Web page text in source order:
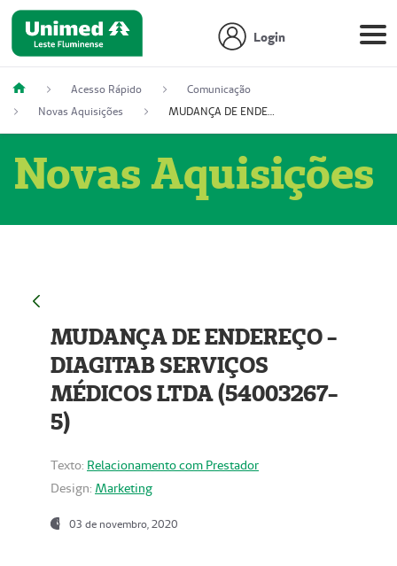
Login
Acesso Rápido
Comunicação
Novas Aquisições
MUDANÇA DE ENDEREÇO - DIAGITAB SERVIÇOS MÉDICOS LTDA (54003267-5)
Novas Aquisições
MUDANÇA DE ENDEREÇO -
DIAGITAB SERVIÇOS
MÉDICOS LTDA (54003267-
5)
Texto: Relacionamento com Prestador
Design: Marketing
03 de novembro, 2020